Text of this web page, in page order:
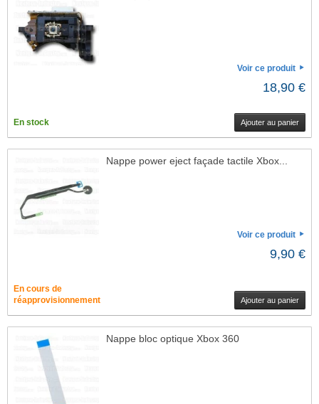
Voir ce produit
18,90 €
En stock Ajouter au panier
Nappe power eject façade tactile Xbox...
Voir ce produit
9,90 €
En cours de
réapprovisionnement
Ajouter au panier
Nappe bloc optique Xbox 360